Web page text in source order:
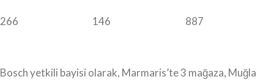
266 146 887
Bosch yetkili bayisi olarak, Marmaris’te 3 mağaza, Muğla